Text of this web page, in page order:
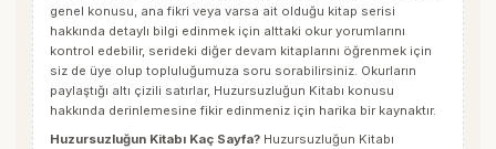
genel konusu, ana fikri veya varsa ait olduğu kitap serisi
hakkında detaylı bilgi edinmek için alttaki okur yorumlarını
kontrol edebilir, serideki diğer devam kitaplarını öğrenmek için
siz de üye olup topluluğumuza soru sorabilirsiniz. Okurların
paylaştığı altı çizili satırlar, Huzursuzluğun Kitabı konusu
hakkında derinlemesine fikir edinmeniz için harika bir kaynaktır.
Huzursuzluğun Kitabı Kaç Sayfa? Huzursuzluğun Kitabı